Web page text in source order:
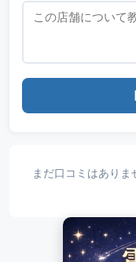
まだ口コミはありま